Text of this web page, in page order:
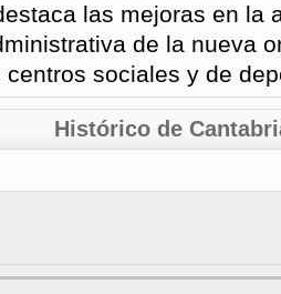
las mejoras en la
de la nueva
sociales y de
Histórico de